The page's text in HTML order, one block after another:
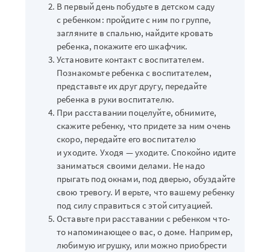
В первый день побудьте в детском саду
с ребенком: пройдите с ним по группе,
загляните в спальню, найдите кровать
ребенка, покажите его шкафчик.
Установите контакт с воспитателем.
Познакомьте ребенка с воспитателем,
представьте их друг другу, передайте
ребенка в руки воспитателю.
При расставании поцелуйте, обнимите,
скажите ребенку, что придете за ним очень
скоро, передайте его воспитателю
и уходите. Уходя — уходите. Спокойно идите
заниматься своими делами. Не надо
прыгать под окнами, под дверью, обуздайте
свою тревогу. И верьте, что вашему ребенку
под силу справиться с этой ситуацией.
Оставьте при расставании с ребенком что-
то напоминающее о вас, о доме. Например,
любимую игрушку, или можно приобрести